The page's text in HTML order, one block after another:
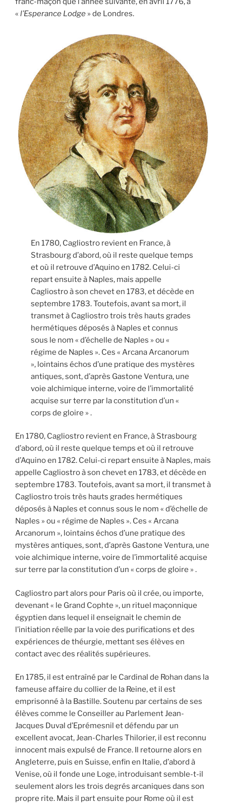
« l’Esperance Lodge » de Londres.
En 1780, Cagliostro revient en France, à
Strasbourg d’abord, où il reste quelque temps
et où il retrouve d’Aquino en 1782. Celui-ci
repart ensuite à Naples, mais appelle
Cagliostro à son chevet en 1783, et décède en
septembre 1783. Toutefois, avant sa mort, il
transmet à Cagliostro trois très hauts grades
hermétiques déposés à Naples et connus
sous le nom « d’échelle de Naples » ou «
régime de Naples ». Ces « Arcana Arcanorum
», lointains échos d’une pratique des mystères
antiques, sont, d’après Gastone Ventura, une
voie alchimique interne, voire de l’immortalité
acquise sur terre par la constitution d’un «
corps de gloire » .
En 1780, Cagliostro revient en France, à Strasbourg
d’abord, où il reste quelque temps et où il retrouve
d’Aquino en 1782. Celui-ci repart ensuite à Naples, mais
appelle Cagliostro à son chevet en 1783, et décède en
septembre 1783. Toutefois, avant sa mort, il transmet à
Cagliostro trois très hauts grades hermétiques
déposés à Naples et connus sous le nom « d’échelle de
Naples » ou « régime de Naples ». Ces « Arcana
Arcanorum », lointains échos d’une pratique des
mystères antiques, sont, d’après Gastone Ventura, une
voie alchimique interne, voire de l’immortalité acquise
sur terre par la constitution d’un « corps de gloire » .
Cagliostro part alors pour Paris où il crée, ou importe,
devenant « le Grand Cophte », un rituel maçonnique
égyptien dans lequel il enseignait le chemin de
l’initiation réelle par la voie des purifications et des
expériences de théurgie, mettant ses élèves en
contact avec des réalités supérieures.
En 1785, il est entraîné par le Cardinal de Rohan dans la
fameuse affaire du collier de la Reine, et il est
emprisonné à la Bastille. Soutenu par certains de ses
élèves comme le Conseiller au Parlement Jean-
Jacques Duval d’Eprémesnil et défendu par un
excellent avocat, Jean-Charles Thilorier, il est reconnu
innocent mais expulsé de France. Il retourne alors en
Angleterre, puis en Suisse, enfin en Italie, d’abord à
Venise, où il fonde une Loge, introduisant semble-t-il
seulement alors les trois degrés arcaniques dans son
propre rite. Mais il part ensuite pour Rome où il est